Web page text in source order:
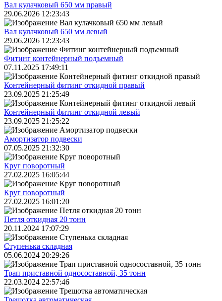
Вал кулачковый 650 мм правый
29.06.2026 12:23:43
Вал кулачковый 650 мм левый
29.06.2026 12:23:43
Фитинг контейнерный подъемный
07.11.2025 17:49:11
Контейнерный фитинг откидной правый
23.09.2025 21:25:49
Контейнерный фитинг откидной левый
23.09.2025 21:25:22
Амортизатор подвески
07.05.2025 21:32:30
Круг поворотный
27.02.2025 16:05:44
Круг поворотный
27.02.2025 16:01:20
Петля откидная 20 тонн
20.11.2024 17:07:29
Ступенька складная
05.06.2024 20:29:26
Трап приставной односоставной, 35 тонн
22.03.2024 22:57:46